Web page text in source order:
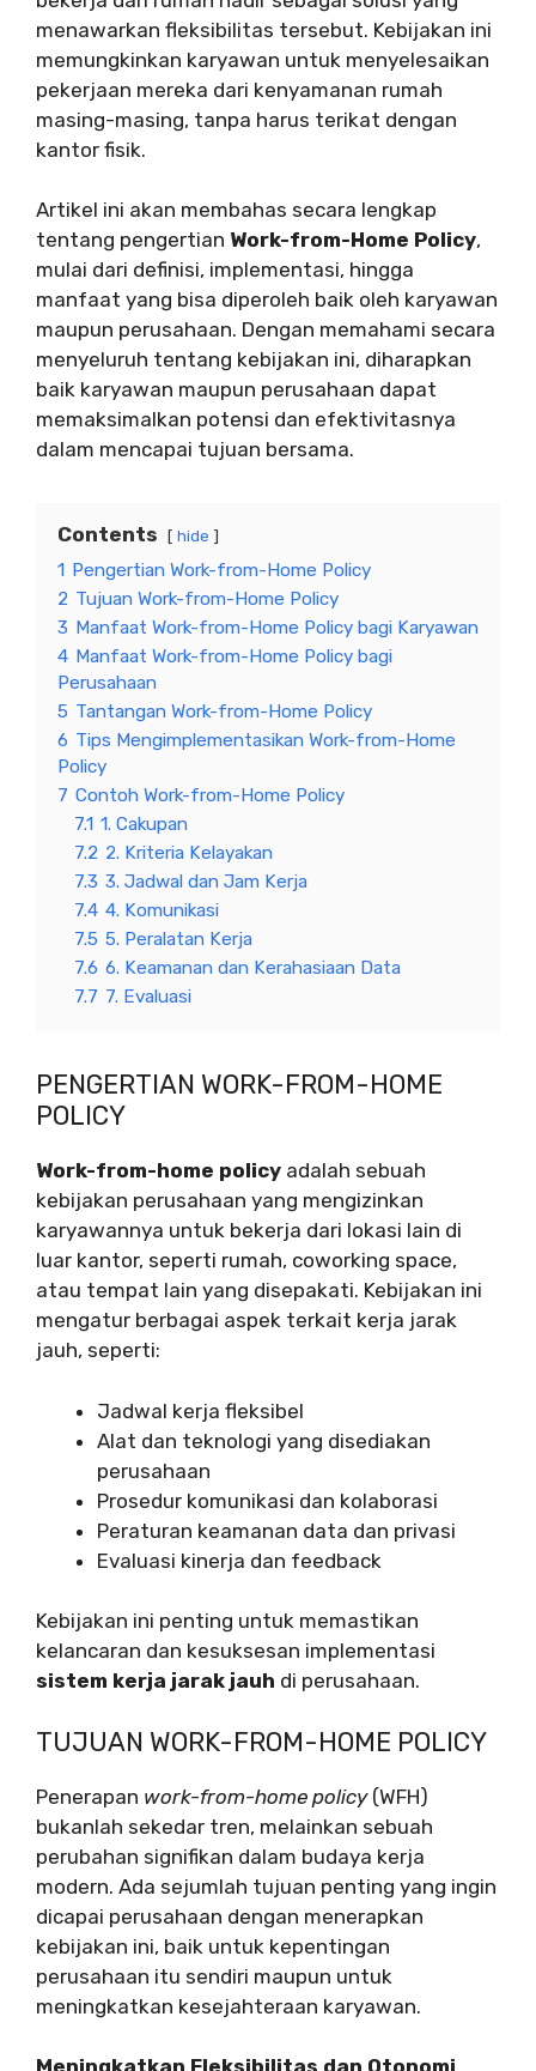
menawarkan fleksibilitas tersebut. Kebijakan ini
memungkinkan karyawan untuk menyelesaikan
pekerjaan mereka dari kenyamanan rumah
masing-masing, tanpa harus terikat dengan
kantor fisik.
Artikel ini akan membahas secara lengkap
tentang pengertian Work-from-Home Policy,
mulai dari definisi, implementasi, hingga
manfaat yang bisa diperoleh baik oleh karyawan
maupun perusahaan. Dengan memahami secara
menyeluruh tentang kebijakan ini, diharapkan
baik karyawan maupun perusahaan dapat
memaksimalkan potensi dan efektivitasnya
dalam mencapai tujuan bersama.
Contents hide
1
Pengertian Work-from-Home Policy
2 Tujuan Work-from-Home Policy
3 Manfaat Work-from-Home Policy bagi Karyawan
4 Manfaat Work-from-Home Policy bagi
Perusahaan
5 Tantangan Work-from-Home Policy
6 Tips Mengimplementasikan Work-from-Home
Policy
7 Contoh Work-from-Home Policy
7.1 1. Cakupan
7.2 2. Kriteria Kelayakan
7.3 3. Jadwal dan Jam Kerja
7.4 4. Komunikasi
7.5 5. Peralatan Kerja
7.6 6. Keamanan dan Kerahasiaan Data
7.7 7. Evaluasi
PENGERTIAN WORK-FROM-HOME
POLICY
Work-from-home policy adalah sebuah
kebijakan perusahaan yang mengizinkan
karyawannya untuk bekerja dari lokasi lain di
luar kantor, seperti rumah, coworking space,
atau tempat lain yang disepakati. Kebijakan ini
mengatur berbagai aspek terkait kerja jarak
jauh, seperti:
Jadwal kerja fleksibel
Alat dan teknologi yang disediakan
perusahaan
Prosedur komunikasi dan kolaborasi
Peraturan keamanan data dan privasi
Evaluasi kinerja dan feedback
Kebijakan ini penting untuk memastikan
kelancaran dan kesuksesan implementasi
sistem kerja jarak jauh di perusahaan.
TUJUAN WORK-FROM-HOME POLICY
Penerapan work-from-home policy(WFH)
bukanlah sekedar tren, melainkan sebuah
perubahan signifikan dalam budaya kerja
modern. Ada sejumlah tujuan penting yang ingin
dicapai perusahaan dengan menerapkan
kebijakan ini, baik untuk kepentingan
perusahaan itu sendiri maupun untuk
meningkatkan kesejahteraan karyawan.